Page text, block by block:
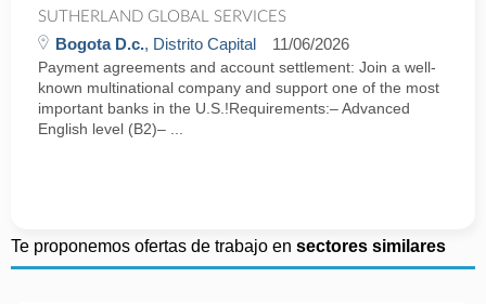
SUTHERLAND GLOBAL SERVICES
Bogota D.c., Distrito Capital 11/06/2026
Payment agreements and account settlement: Join a well-
known multinational company and support one of the most
important banks in the U.S.!Requirements:– Advanced
English level (B2)– ...
Te proponemos ofertas de trabajo en sectores similares